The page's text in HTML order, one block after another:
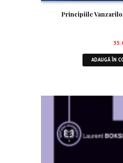
Principiile
ADAUGĂ ÎN